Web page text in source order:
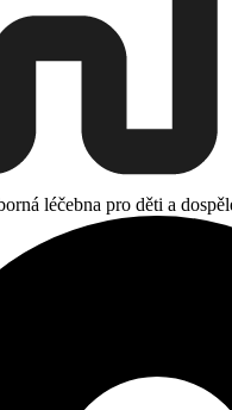
léčebna pro děti a